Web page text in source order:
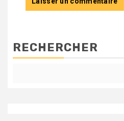
RECHERCHER